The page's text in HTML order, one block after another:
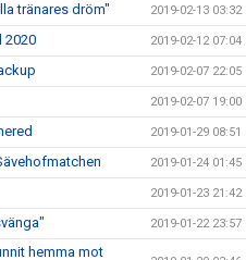
tränares dröm" 2019-02-13 03:32
2020 2019-02-12 07:04
2019-02-07 22:05
2019-02-07 19:00
2019-01-29 08:51
2019-01-24 01:45
2019-01-23 21:42
2019-01-22 23:57
hemma mot